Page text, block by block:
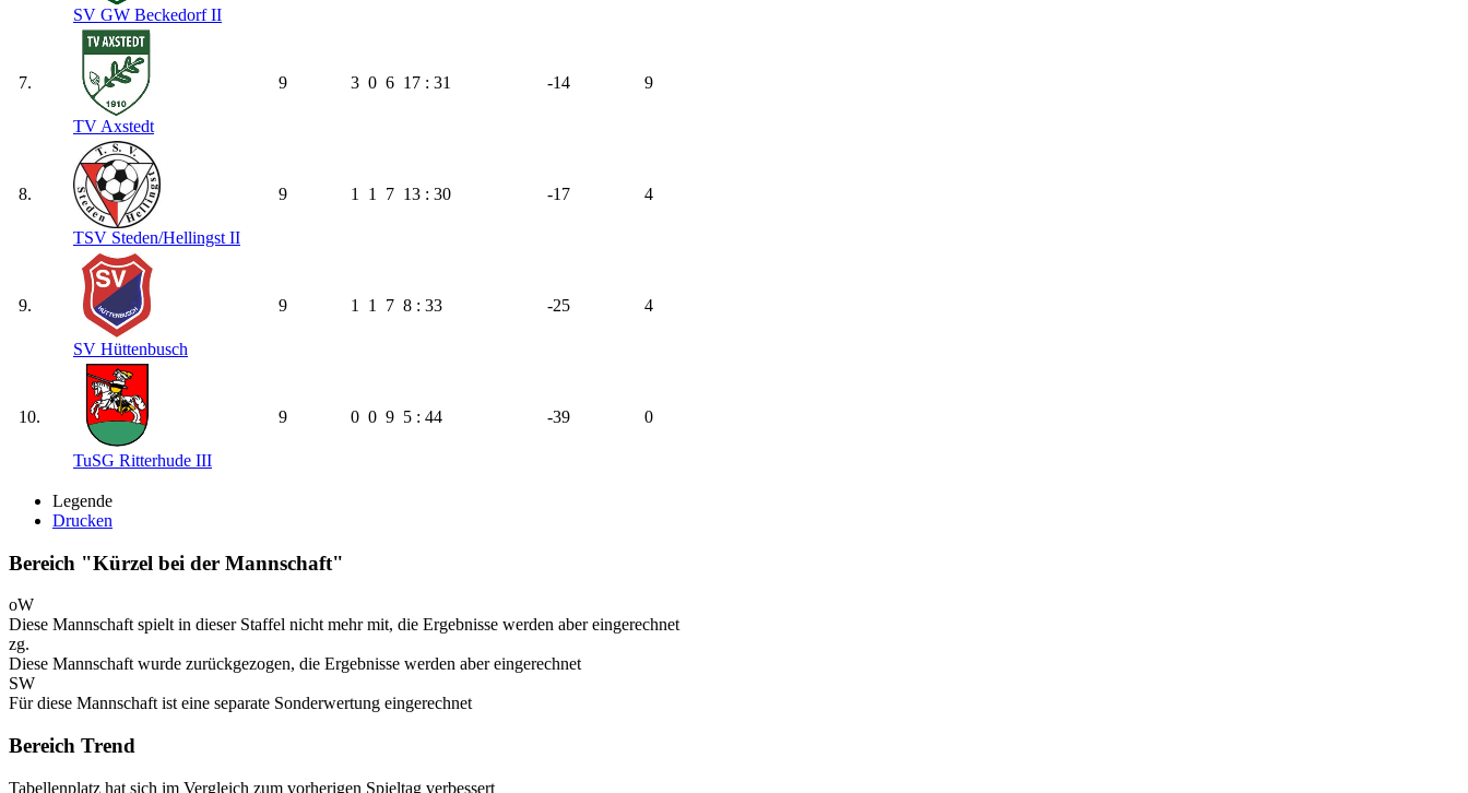
SV GW Beckedorf II
7.
TV Axstedt
9 3 0 6 17 : 31 -14 9
8.
TSV Steden/​Hellingst II
9 1 1 7 13 : 30 -17 4
9.
SV Hüttenbusch
9 1 1 7 8 : 33 -25 4
10.
TuSG Ritterhude III
9 0 0 9 5 : 44 -39 0
Legende
Drucken
Bereich "Kürzel bei der Mannschaft"
oW
Diese Mannschaft spielt in dieser Staffel nicht mehr mit, die Ergebnisse werden aber eingerechnet
zg.
Diese Mannschaft wurde zurückgezogen, die Ergebnisse werden aber eingerechnet
SW
Für diese Mannschaft ist eine separate Sonderwertung eingerechnet
Bereich Trend
Tabellenplatz hat sich im Vergleich zum vorherigen Spieltag verbessert